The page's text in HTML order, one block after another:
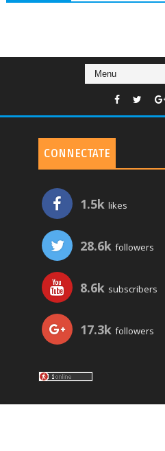
CONNECTATE
1.5k likes
28.6k followers
8.6k subscribers
17.3k followers